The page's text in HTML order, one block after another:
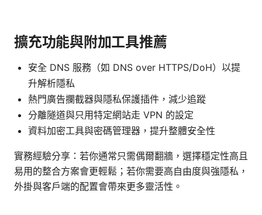
擴充功能與附加工具推薦
安全 DNS 服務（如 DNS over HTTPS/DoH）以提
升解析隱私
熱門廣告攔截器與隱私保護插件，減少追蹤
分離隧道與只用特定網站走 VPN 的設定
資料加密工具與密碼管理器，提升整體安全性
實務經驗分享：若你通常只需偶爾翻牆，選擇穩定性高且
易用的整合方案會更輕鬆；若你需要高自由度與強隱私，
外掛與客戶端的配置會帶來更多靈活性。